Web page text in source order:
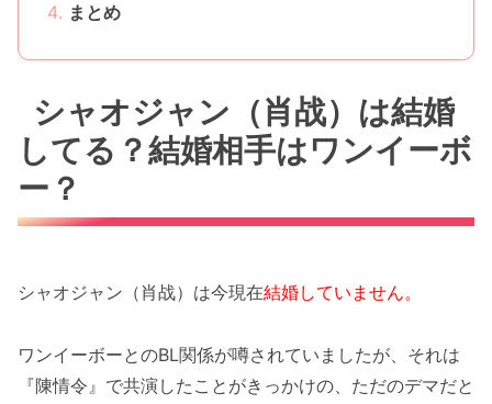
まとめ
シャオジャン（肖战）は結婚
してる？結婚相手はワンイーボ
ー？
シャオジャン （肖战） は今現在結婚していません。
ワンイーボーとのBL関係が噂されていましたが、それは
『陳情令』で共演したことがきっかけの、ただのデマだと